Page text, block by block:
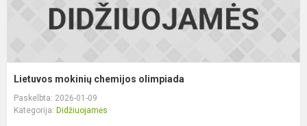
Lietuvos mokinių chemijos olimpiada
Paskelbta: 2026-01-09
Kategorija: Didžiuojamės